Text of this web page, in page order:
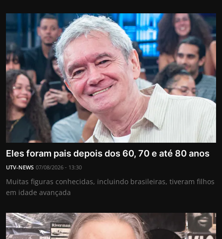
Eles foram pais depois dos 60, 70 e até 80 anos
UTV-NEWS 07/08/2026 - 13:30
Muitas figuras conhecidas, incluindo brasileiras, tiveram filhos
em idade avançada